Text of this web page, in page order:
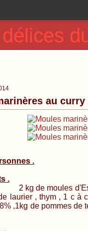
au
.
.
d'Espagne
laurier , thym , 1 c à
,1kg de pommes de